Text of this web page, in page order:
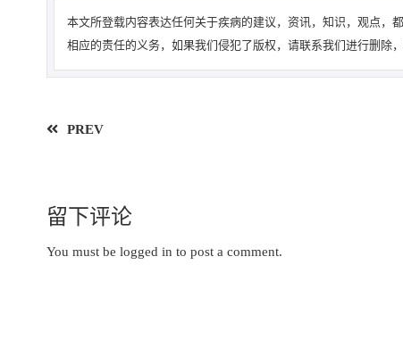
本文所登载内容表达任何关于疾病的建议，资讯，知识，观点，
相应的责任的义务，如果我们侵犯了版权，请联系我们进行删除
PREV
留下评论
You must be logged in to post a comment.